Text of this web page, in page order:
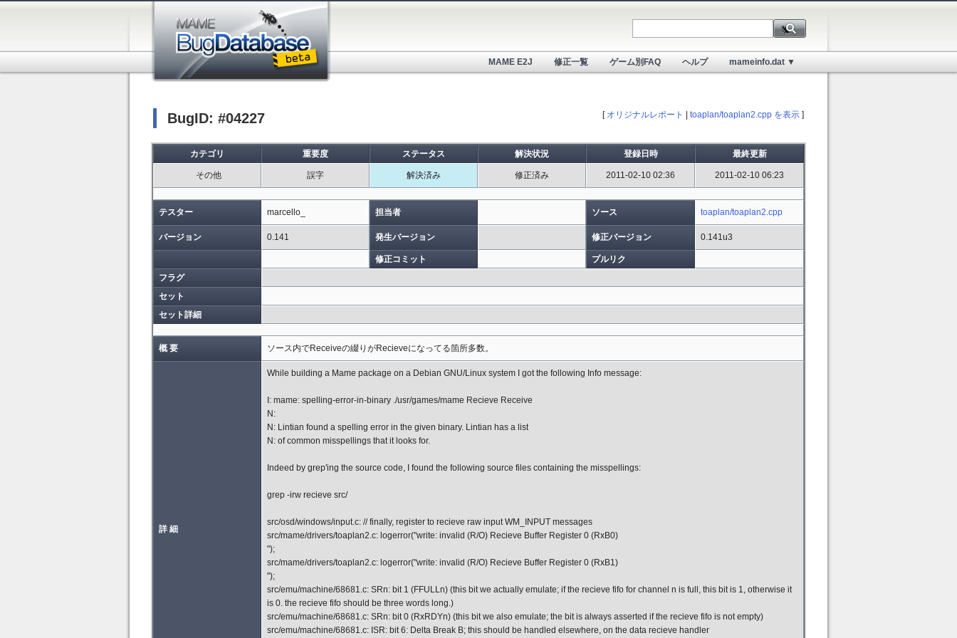
MAME E2J 修正一覧 ゲーム別FAQ ヘルプ mameinfo.dat ▼
[ オリジナルレポート toaplan/toaplan2.cpp を表示 ]
BugID: #04227
カテゴリ 重要度 ステータス 解決状況 登録日時 最終更新
その他 誤字 解決済み 修正済み 2011-02-10 02:36 2011-02-10 06:23
テスター marcello_ 担当者 ソース toaplan/toaplan2.cpp
バージョン 0.141 発生バージョン 修正バージョン 0.141u3
修正コミット
プルリク
フラグ
セット
セット詳細
概 要 ソース内でReceiveの綴りがRecieveになってる箇所多数。
詳 細
While building a Mame package on a Debian GNU/Linux system I got the following Info message:
I: mame: spelling-error-in-binary ./usr/games/mame Recieve Receive
N:
N: Lintian found a spelling error in the given binary. Lintian has a list
N: of common misspellings that it looks for.
Indeed by grep'ing the source code, I found the following source files containing the misspellings:
grep -irw recieve src/
src/osd/windows/input.c: // finally, register to recieve raw input WM_INPUT messages
src/mame/drivers/toaplan2.c: logerror("write: invalid (R/O) Recieve Buffer Register 0 (RxB0)
");
src/mame/drivers/toaplan2.c: logerror("write: invalid (R/O) Recieve Buffer Register 0 (RxB1)
");
src/emu/machine/68681.c: SRn: bit 1 (FFULLn) (this bit we actually emulate; if the recieve fifo for channel n is full, this bit is 1, otherwise it
is 0. the recieve fifo should be three words long.)
src/emu/machine/68681.c: SRn: bit 0 (RxRDYn) (this bit we also emulate; the bit is always asserted if the recieve fifo is not empty)
src/emu/machine/68681.c: ISR: bit 6: Delta Break B; this should be handled elsewhere, on the data recieve handler